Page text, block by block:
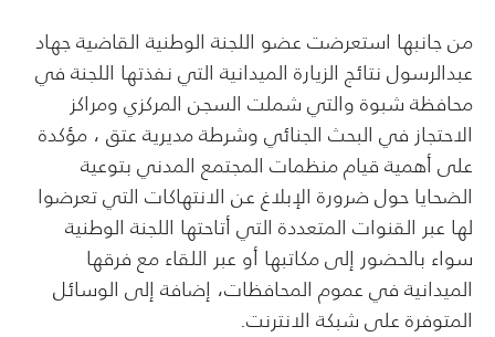
من جانبها استعرضت عضو اللجنة الوطنية القاضية جهاد
عبدالرسول نتائج الزيارة الميدانية التي نفذتها اللجنة في
محافظة شبوة والتي شملت السجن المركزي ومراكز
الاحتجاز في البحث الجنائي وشرطة مديرية عتق ، مؤكدة
على أهمية قيام منظمات المجتمع المدني بتوعية
الضحايا حول ضرورة الإبلاغ عن الانتهاكات التي تعرضوا
لها عبر القنوات المتعددة التي أتاحتها اللجنة الوطنية
سواء بالحضور إلى مكاتبها أو عبر اللقاء مع فرقها
الميدانية في عموم المحافظات، إضافة إلى الوسائل
المتوفرة على شبكة الانترنت.